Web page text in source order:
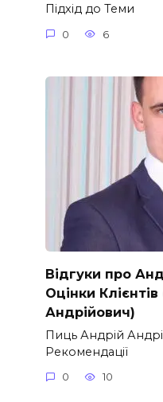
Підхід до Теми
0 6
Відгуки про
Оцінки
Андрійович)
Пиць Андрій
Рекомендації
0 10